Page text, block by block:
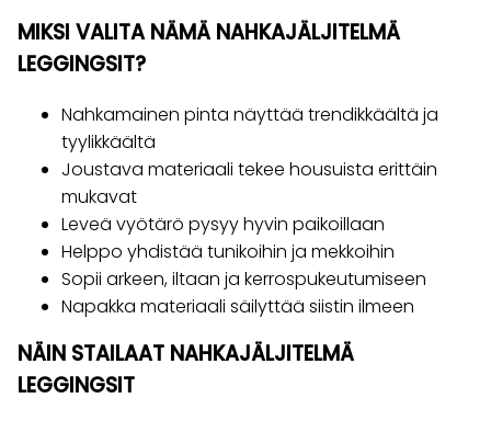
MIKSI VALITA NÄMÄ NAHKAJÄLJITELMÄ
LEGGINGSIT?
Nahkamainen pinta näyttää trendikkäältä ja
tyylikkäältä
Joustava materiaali tekee housuista erittäin
mukavat
Leveä vyötärö pysyy hyvin paikoillaan
Helppo yhdistää tunikoihin ja mekkoihin
Sopii arkeen, iltaan ja kerrospukeutumiseen
Napakka materiaali säilyttää siistin ilmeen
NÄIN STAILAAT NAHKAJÄLJITELMÄ
LEGGINGSIT